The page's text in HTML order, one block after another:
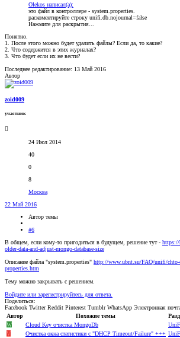
Olekos написал(а):
это файл в контроллере - system.properties.
раскоментируйте строку unifi.db.nojournal=false
Нажмите для раскрытия...
Понятно.
1. После этого можно будет удалить файлы? Если да, то какие?
2. Что содержится в этих журналах?
3. Что будет если их не вести?
Последнее редактирование: 13 Май 2016
Автор
zoid009
участник
24 Июл 2014
40
0
8
Москва
22 Май 2016
Автор темы
#6
В общем, если кому-то пригодиться в будущем, решение тут - https://
older-data-and-adjust-mongo-database-size
Описание файла "system.properties" http://www.ubnt.su/FAQ/unifi/chto-
properties.htm
Тему можно закрывать с решением.
Войдите или зарегистрируйтесь для ответа.
Поделиться:
Facebook Twitter Reddit Pinterest Tumblr WhatsApp Электронная
Автор
Похожие темы
W
Cloud Key очистка MongoDb
V
Очистка окна статистики с "DHCP Timeout/Failure" +++